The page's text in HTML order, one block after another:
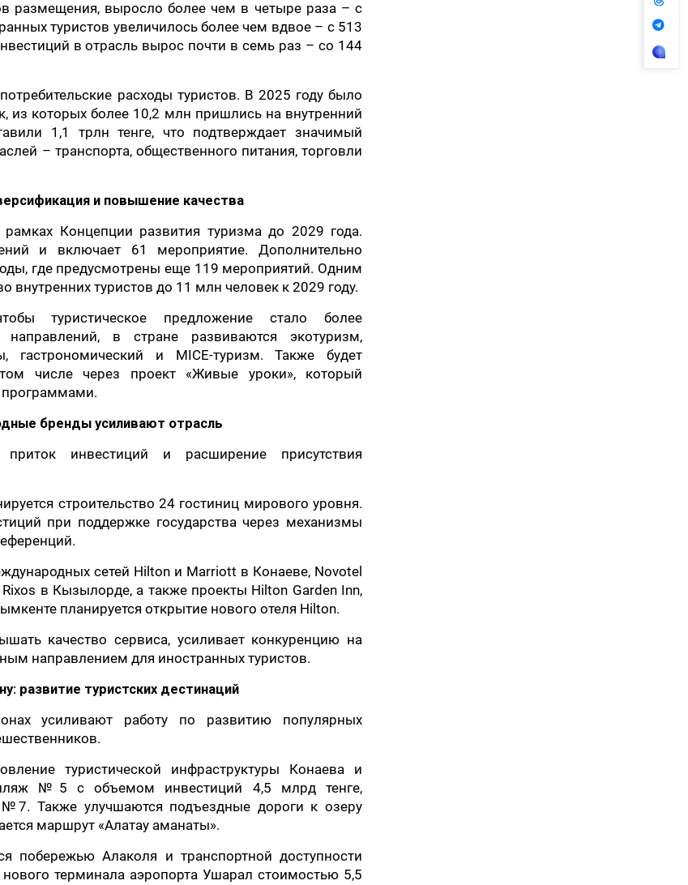
размещения, выросло более чем в четыре раза – с
туристов увеличилось более чем вдвое – с 513
в отрасль вырос почти в семь раз – со 144
расходы туристов. В 2025 году было
из которых более 10,2 млн пришлись на внутренний
1,1 трлн тенге, что подтверждает значимый
– транспорта, общественного питания, торговли
и повышение качества
Концепции развития туризма до 2029 года.
и включает 61 мероприятие. Дополнительно
где предусмотрены еще 119 мероприятий. Одним
внутренних туристов до 11 млн человек к 2029 году.
туристическое предложение стало более
в стране развиваются экотуризм,
гастрономический и MICE-туризм. Также будет
числе через проект «Живые уроки», который
программами.
бренды усиливают отрасль
инвестиций и расширение присутствия
строительство 24 гостиниц мирового уровня.
при поддержке государства через механизмы
сетей Hilton и Marriott в Конаеве, Novotel
в Кызылорде, а также проекты Hilton Garden Inn,
планируется открытие нового отеля Hilton.
качество сервиса, усиливает конкуренцию на
направлением для иностранных туристов.
развитие туристских дестинаций
усиливают работу по развитию популярных
туристической инфраструктуры Конаева и
пляж №5 с объемом инвестиций 4,5 млрд тенге,
Также улучшаются подъездные дороги к озеру
маршрут «Алатау аманаты».
побережью Алаколя и транспортной доступности
терминала аэропорта Ушарал стоимостью 5,5